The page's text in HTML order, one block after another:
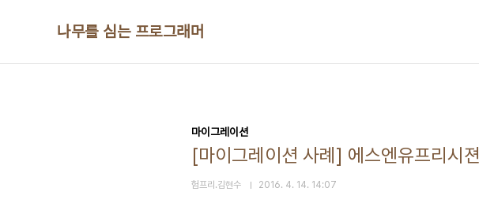
나무를 심는 프로그래머
마이그레이션
[마이그레이션 사례] 에스엔유프리시젼
험프리.김현수 2016. 4. 14. 14:07